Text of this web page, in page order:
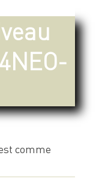
comme